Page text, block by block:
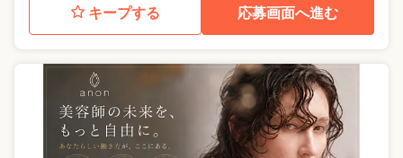
キープする 応募画面へ進む